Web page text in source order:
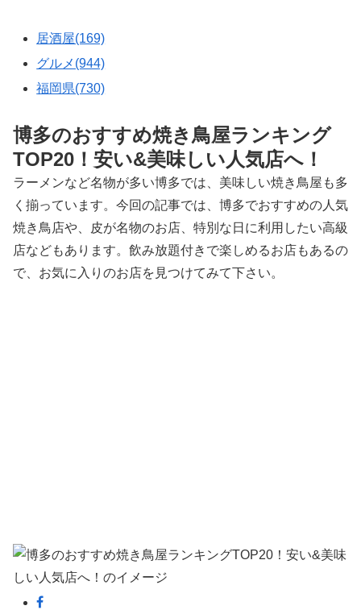
居酒屋(169)
グルメ(944)
福岡県(730)
博多のおすすめ焼き鳥屋ランキング
TOP20！安い&美味しい人気店へ！
ラーメンなど名物が多い博多では、美味しい焼き鳥屋も多
く揃っています。今回の記事では、博多でおすすめの人気
焼き鳥店や、皮が名物のお店、特別な日に利用したい高級
店などもあります。飲み放題付きで楽しめるお店もあるの
で、お気に入りのお店を見つけてみて下さい。